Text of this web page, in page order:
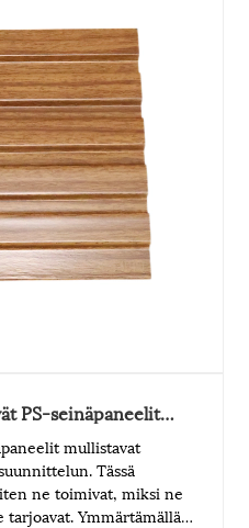
PS-seinäpaneelit
mullistavat
Tässä
ne toimivat, miksi ne
Ymmärtämällä